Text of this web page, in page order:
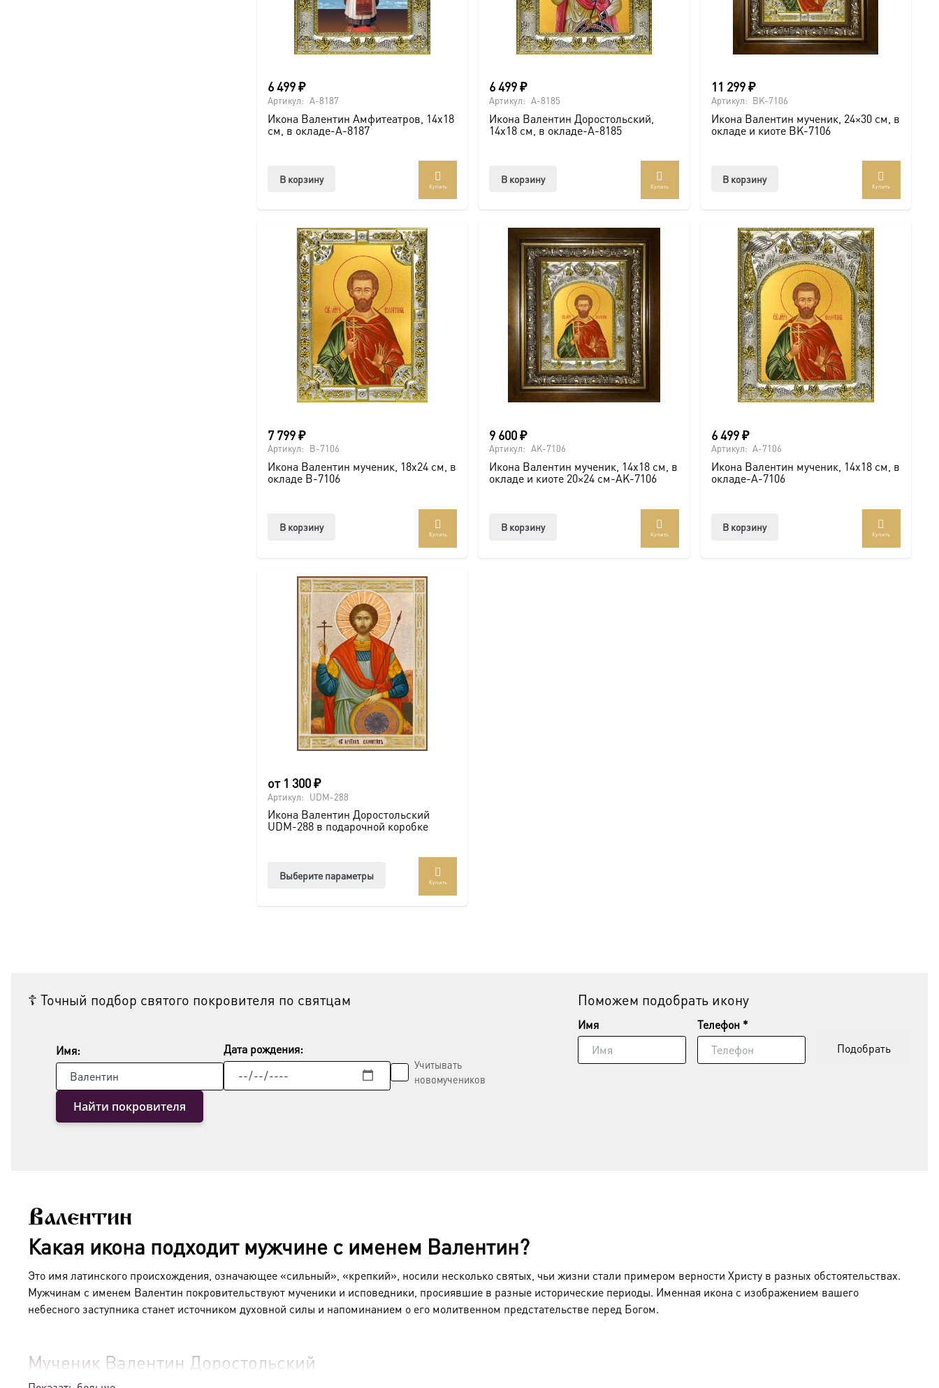
6 499₽
Артикул: A-8187
Икона Валентин Амфитеатров, 14х18
см, в окладе-A-8187
В корзину
Купить
6 499₽
Артикул: A-8185
Икона Валентин Доростольский,
14х18 см, в окладе-A-8185
В корзину
Купить
11 299₽
Артикул: BK-7106
Икона Валентин мученик, 24×30 см, в
окладе и киоте BK-7106
В корзину
Купить
7 799₽
Артикул: B-7106
Икона Валентин мученик, 18х24 см, в
окладе B-7106
В корзину
Купить
9 600₽
Артикул: AK-7106
Икона Валентин мученик, 14х18 см, в
окладе и киоте 20×24 см-AK-7106
В корзину
Купить
6 499₽
Артикул: A-7106
Икона Валентин мученик, 14х18 см, в
окладе-A-7106
В корзину
Купить
от 1 300₽
Артикул: UDM-288
Икона Валентин Доростольский
UDM-288 в подарочной коробке
Выберите параметры
Купить
☦ Точный подбор святого покровителя по святцам
Имя: Дата рождения:
Учитывать
новомучеников
Найти покровителя
Поможем подобрать икону
Имя
Телефон *
Подобрать
Валентин
Какая икона подходит мужчине с именем Валентин?
Это имя латинского происхождения, означающее «сильный», «крепкий», носили несколько святых, чьи жизни стали примером верности Христу в разных обстоятельствах.
Мужчинам с именем Валентин покровительствуют мученики и исповедники, просиявшие в разные исторические периоды. Именная икона с изображением вашего
небесного заступника станет источником духовной силы и напоминанием о его молитвенном предстательстве перед Богом.
Мученик Валентин Доростольский